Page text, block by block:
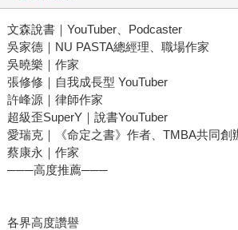
文森說書｜YouTuber、Podcaster
吳家德｜NU PASTA總經理、職場作家
吳曉樂｜作家
張修修｜自我成長型 YouTuber
許峰源｜律師作家
超級歪SuperY｜說書YouTuber
愛瑞克｜《命定之書》作者、TMBA共同創
蔡康永｜作家
───高度推薦───
各界高度讚譽